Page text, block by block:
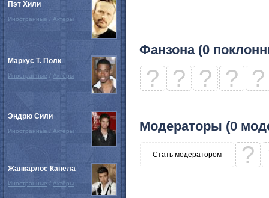
Фанзона (0
? ? ? ? ?
Модераторы (0
Стать модератором ?
Пэт Хили
Иностранные / Актёры
Маркус Т. Полк
Иностранные / Актёры
Эндрю Сили
Иностранные / Актёры
Жанкарлос Канела
Иностранные / Актёры